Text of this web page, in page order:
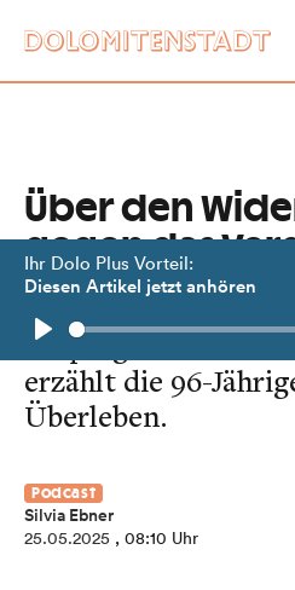
Ihr Dolo Plus Vorteil:
Diesen Artikel jetzt anhören
Play
Über den
gegen das
Die Nazis
Empergers Mutter.
erzählt die 96-
Überleben.
Podcast
Silvia Ebner
25.05.2025 , 08:10 Uhr